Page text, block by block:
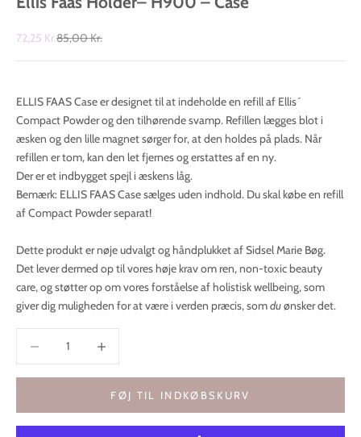
Salgspris
72,25 Kr.Normalpris
85,00 Kr.
ELLIS FAAS Case er designet til at indeholde en refill af Ellis´
Compact Powder og den tilhørende svamp. Refillen lægges blot i
æsken og den lille magnet sørger for, at den holdes på plads. Når
refillen er tom, kan den let fjernes og erstattes af en ny.
Der er et indbygget spejl i æskens låg.
Bemærk: ELLIS FAAS Case sælges uden indhold. Du skal købe en refill
af Compact Powder separat!
Dette produkt er nøje udvalgt og håndplukket af Sidsel Marie Bøg.
Det lever dermed op til vores høje krav om ren, non-toxic beauty
care, og støtter op om vores forståelse af holistisk wellbeing, som
giver dig muligheden for at være i verden præcis, somduønsker det.
FØJ TIL INDKØBSKURV